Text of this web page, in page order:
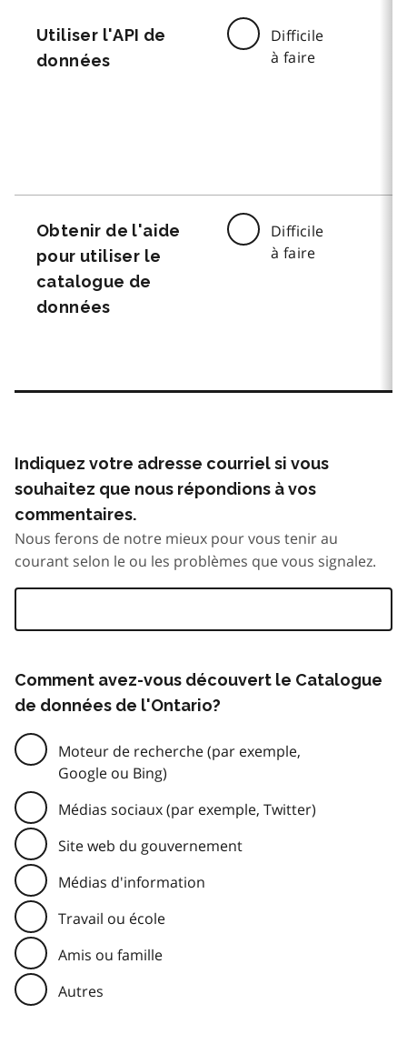
Utiliser l'API de
données
Difficile
à faire
Obtenir de l'aide
pour utiliser le
catalogue de
données
Difficile
à faire
Indiquez votre adresse courriel si vous
souhaitez que nous répondions à vos
commentaires.
Nous ferons de notre mieux pour vous tenir au
courant selon le ou les problèmes que vous signalez.
Comment avez-vous découvert le Catalogue
de données de l'Ontario?
Moteur de recherche (par exemple,
Google ou Bing)
Médias sociaux (par exemple, Twitter)
Site web du gouvernement
Médias d'information
Travail ou école
Amis ou famille
Autres